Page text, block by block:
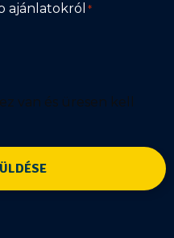
ajánlatokról *
van és üresen kell